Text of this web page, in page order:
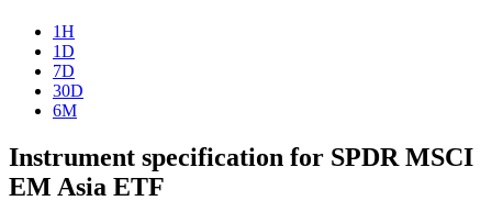
1H
1D
7D
30D
6M
Instrument specification for SPDR MSCI
EM Asia ETF